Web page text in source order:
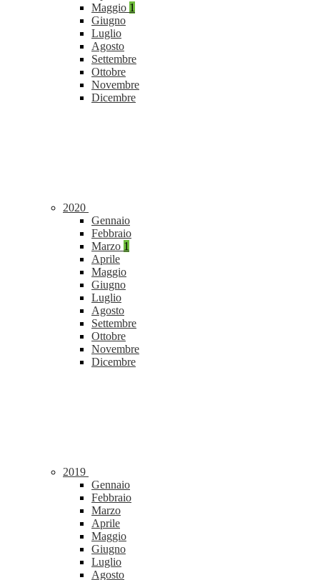
Maggio 1
Giugno
Luglio
Agosto
Settembre
Ottobre
Novembre
Dicembre
2020
Gennaio
Febbraio
Marzo 1
Aprile
Maggio
Giugno
Luglio
Agosto
Settembre
Ottobre
Novembre
Dicembre
2019
Gennaio
Febbraio
Marzo
Aprile
Maggio
Giugno
Luglio
Agosto